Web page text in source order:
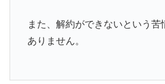
また、解約ができないという苦
ありません。